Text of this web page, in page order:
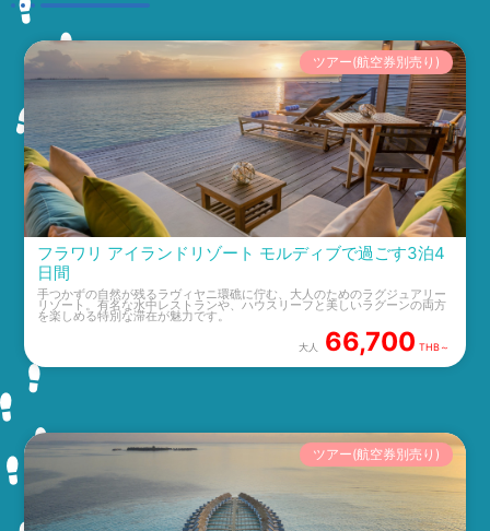
フラワリ アイランドリゾート モルディブで過ごす3泊4
日間
手つかずの自然が残るラヴィヤニ環礁に佇む、大人のためのラグジュアリー
リゾート。有名な水中レストランや、ハウスリーフと美しいラグーンの両方
を楽しめる特別な滞在が魅力です。
ツアー(航空券別売り)
大人 66,700 THB～
ツアー(航空券別売り)